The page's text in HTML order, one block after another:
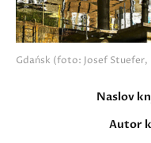
Gdańsk (foto: Josef Stuefer,
Naslov
Autor